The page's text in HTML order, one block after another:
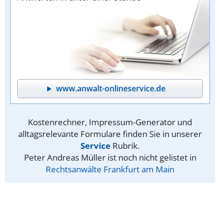
www.anwalt-onlineservice.de
Kostenrechner, Impressum-Generator und
alltagsrelevante Formulare finden Sie in unserer
Service Rubrik.
Peter Andreas Müller ist noch nicht gelistet in
Rechtsanwälte Frankfurt am Main